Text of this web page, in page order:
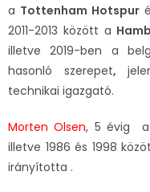
a Tottenham Hotspur
2011-2013 között a
illetve 2019-ben a
hasonló szerepet,
technikai igazgató.
Morten Olsen, 5 évig a
illetve 1986 és 1998
irányította .